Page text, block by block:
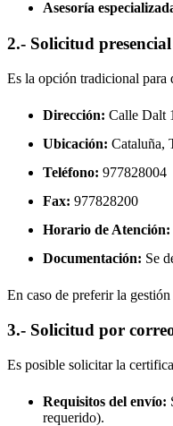
Asesoría
2.- Solicitud
Es la opción tradicional para
Dirección: Calle Dalt
Ubicación: Cataluña,
Teléfono: 977828004
Fax: 977828200
Horario de Atención:
Documentación: Se
En caso de preferir la
3.- Solicitud por
Es posible solicitar la
Requisitos del envío:
requerido).